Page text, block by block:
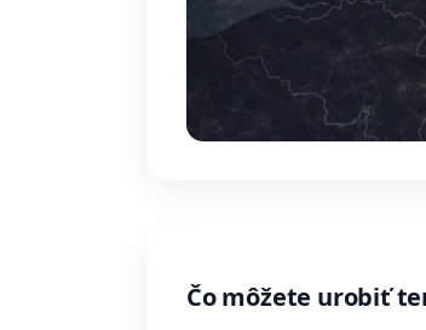
Čo môžete urobiť